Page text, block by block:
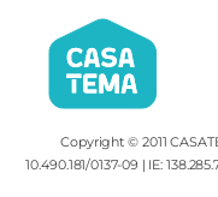
Copyright © 2011
10.490.181/0137-09 | IE: